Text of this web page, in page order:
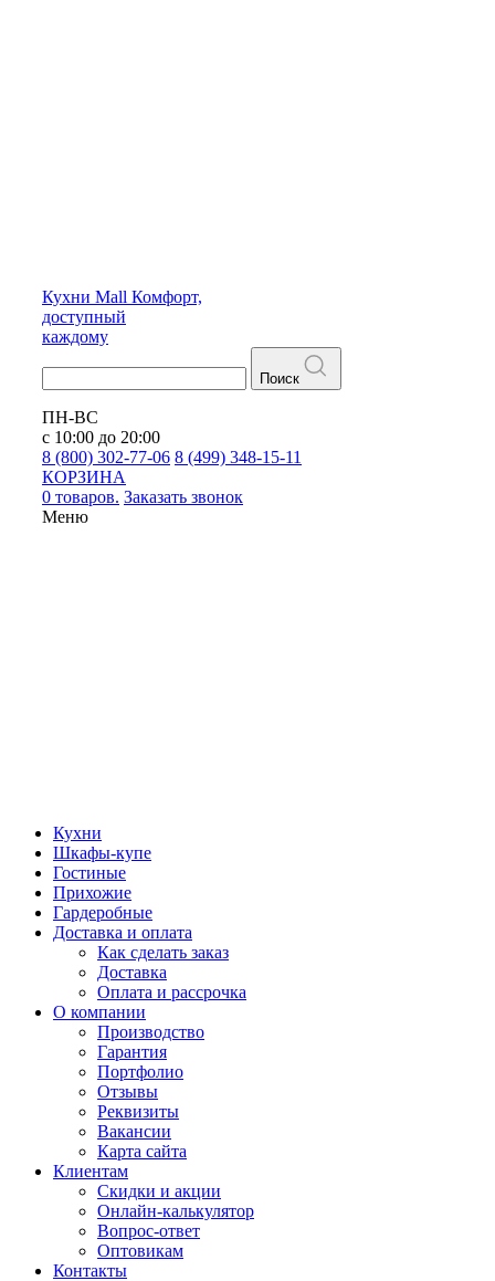
Кухни Mall Комфорт,
доступный
каждому
Поиск
ПН-ВС
с 10:00 до 20:00
8 (800) 302-77-06 8 (499) 348-15-11
КОРЗИНА
0 товаров. Заказать звонок
Меню
Кухни
Шкафы-купе
Гостиные
Прихожие
Гардеробные
Доставка и оплата
Как сделать заказ
Доставка
Оплата и рассрочка
О компании
Производство
Гарантия
Портфолио
Отзывы
Реквизиты
Вакансии
Карта сайта
Клиентам
Скидки и акции
Онлайн-калькулятор
Вопрос-ответ
Оптовикам
Контакты